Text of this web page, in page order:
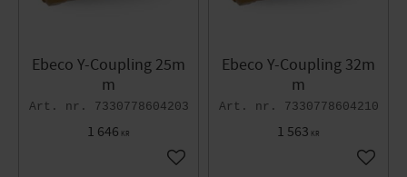
Ebeco Y-Coupling 25m
m
7330778604203
1 646 KR
Add to favorites
Ebeco Y-Coupling 32m
m
7330778604210
1 563 KR
Add